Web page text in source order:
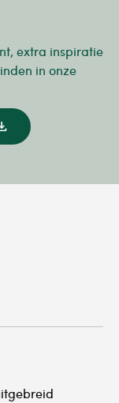
extra inspiratie
in onze